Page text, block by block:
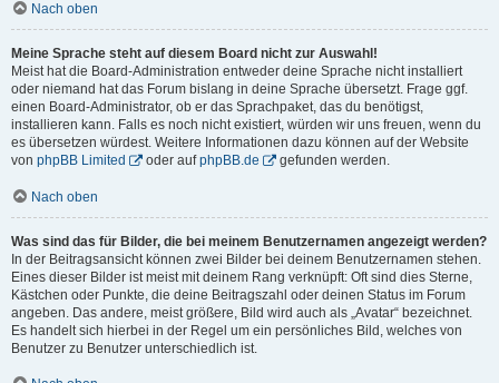
Nach oben
Meine Sprache steht auf diesem Board nicht zur Auswahl!
Meist hat die Board-Administration entweder deine Sprache nicht installiert
oder niemand hat das Forum bislang in deine Sprache übersetzt. Frage ggf.
einen Board-Administrator, ob er das Sprachpaket, das du benötigst,
installieren kann. Falls es noch nicht existiert, würden wir uns freuen, wenn du
es übersetzen würdest. Weitere Informationen dazu können auf der Website
von phpBB Limited oder aufphpBB.de gefunden werden.
Nach oben
Was sind das für Bilder, die bei meinem Benutzernamen angezeigt werden?
In der Beitragsansicht können zwei Bilder bei deinem Benutzernamen stehen.
Eines dieser Bilder ist meist mit deinem Rang verknüpft: Oft sind dies Sterne,
Kästchen oder Punkte, die deine Beitragszahl oder deinen Status im Forum
angeben. Das andere, meist größere, Bild wird auch als „Avatar“ bezeichnet.
Es handelt sich hierbei in der Regel um ein persönliches Bild, welches von
Benutzer zu Benutzer unterschiedlich ist.